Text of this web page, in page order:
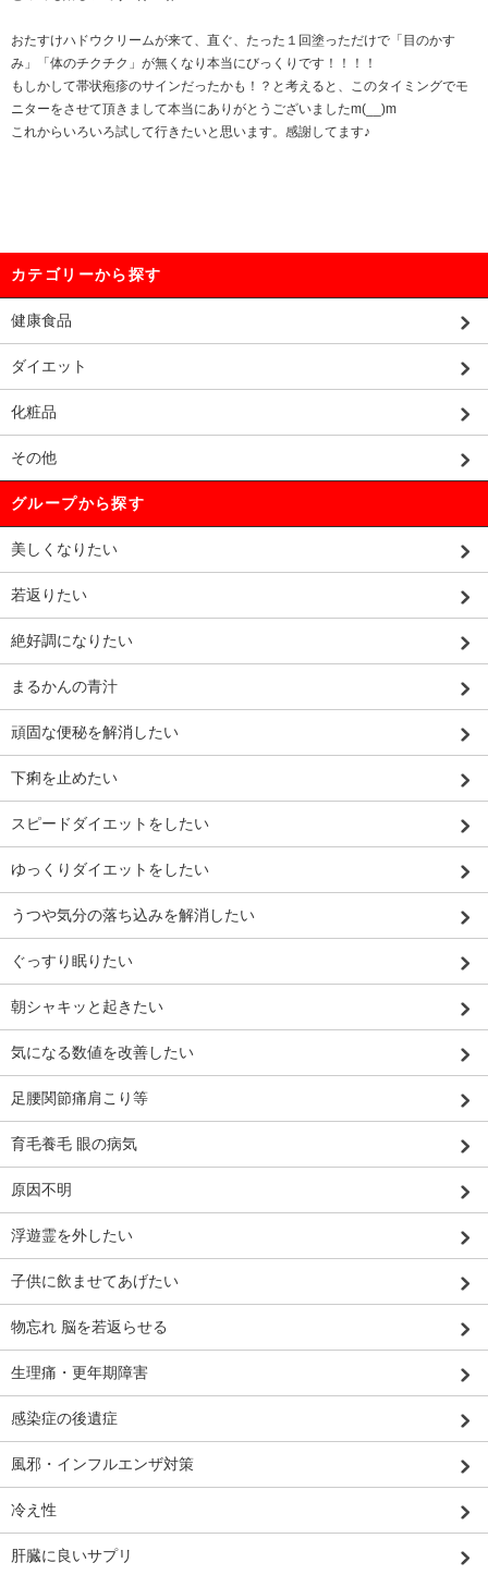
おたすけハドウクリームが来て、直ぐ、たった１回塗っただけで「目のかす
み」「体のチクチク」が無くなり本当にびっくりです！！！！
もしかして帯状疱疹のサインだったかも！？と考えると、このタイミングでモ
ニターをさせて頂きまして本当にありがとうございましたm(__)m
これからいろいろ試して行きたいと思います。感謝してます♪
カテゴリーから探す
健康食品
ダイエット
化粧品
その他
グループから探す
美しくなりたい
若返りたい
絶好調になりたい
まるかんの青汁
頑固な便秘を解消したい
下痢を止めたい
スピードダイエットをしたい
ゆっくりダイエットをしたい
うつや気分の落ち込みを解消したい
ぐっすり眠りたい
朝シャキッと起きたい
気になる数値を改善したい
足腰関節痛肩こり等
育毛養毛 眼の病気
原因不明
浮遊霊を外したい
子供に飲ませてあげたい
物忘れ 脳を若返らせる
生理痛・更年期障害
感染症の後遺症
風邪・インフルエンザ対策
冷え性
肝臓に良いサプリ